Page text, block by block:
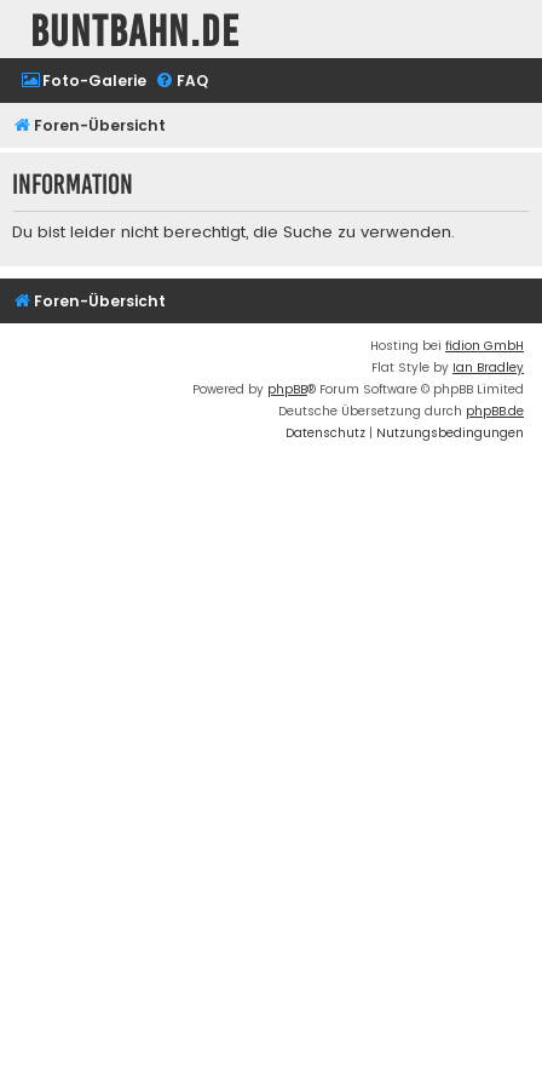
buntbahn.de
Foto-Galerie FAQ
Foren-Übersicht
Information
Du bist leider nicht berechtigt, die Suche zu verwenden.
Foren-Übersicht
Hosting bei fidion GmbH
Flat Style by Ian Bradley
Powered by phpBB® Forum Software © phpBB Limited
Deutsche Übersetzung durch phpBB.de
Datenschutz | Nutzungsbedingungen